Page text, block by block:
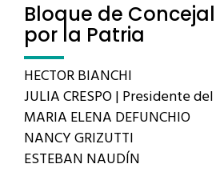
Bloque de
por la Patria
HECTOR BIANCHI
JULIA CRESPO | Presidente
MARIA ELENA DEFUNCHIO
NANCY GRIZUTTI
ESTEBAN NAUDÍN